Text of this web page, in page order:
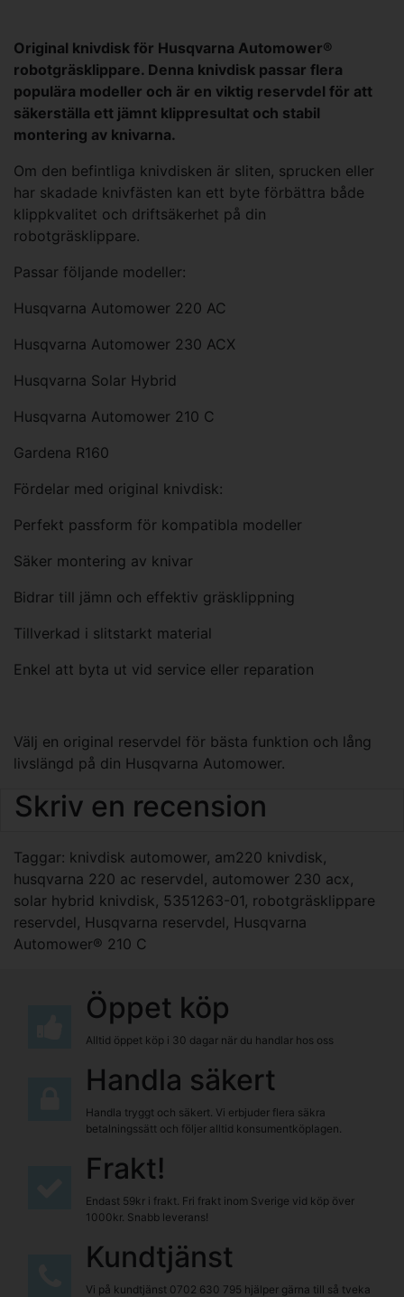
Original knivdisk för Husqvarna Automower®
robotgräsklippare. Denna knivdisk passar flera
populära modeller och är en viktig reservdel för att
säkerställa ett jämnt klippresultat och stabil
montering av knivarna.
Om den befintliga knivdisken är sliten, sprucken eller
har skadade knivfästen kan ett byte förbättra både
klippkvalitet och driftsäkerhet på din
robotgräsklippare.
Passar följande modeller:
Husqvarna Automower 220 AC
Husqvarna Automower 230 ACX
Husqvarna Solar Hybrid
Husqvarna Automower 210 C
Gardena R160
Fördelar med original knivdisk:
Perfekt passform för kompatibla modeller
Säker montering av knivar
Bidrar till jämn och effektiv gräsklippning
Tillverkad i slitstarkt material
Enkel att byta ut vid service eller reparation
Välj en original reservdel för bästa funktion och lång
livslängd på din Husqvarna Automower.
Skriv en recension
Taggar: knivdisk automower, am220 knivdisk,
husqvarna 220 ac reservdel, automower 230 acx ,
solar hybrid knivdisk, 5351263-01, robotgräsklippare
reservdel, Husqvarna reservdel, Husqvarna
Automower® 210 C
Öppet köp
Alltid öppet köp i 30 dagar när du handlar hos oss
Handla säkert
Handla tryggt och säkert. Vi erbjuder flera säkra
betalningssätt och följer alltid konsumentköplagen.
Frakt!
Endast 59kr i frakt. Fri frakt inom Sverige vid köp över
1000kr. Snabb leverans!
Kundtjänst
Vi på kundtjänst 0702 630 795 hjälper gärna till så tveka